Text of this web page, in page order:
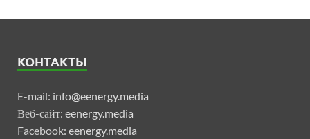
КОНТАКТЫ
E-mail: info@eenergy.media
Веб-сайт: eenergy.media
Facebook: eenergy.media